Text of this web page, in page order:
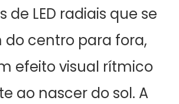
de LED radiais que se
do centro para fora,
efeito visual rítmico
ao nascer do sol. A